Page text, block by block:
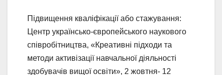
Підвищення кваліфікації або стажування:
Центр українсько-європейського наукового
співробітництва, «Креативні підходи та
методи активізації навчальної діяльності
здобувачів вищої освіти», 2 жовтня- 12